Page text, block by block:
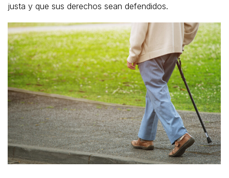
justa y que sus derechos sean defendidos.